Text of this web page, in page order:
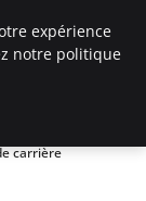
carrière
expérience
notre politique